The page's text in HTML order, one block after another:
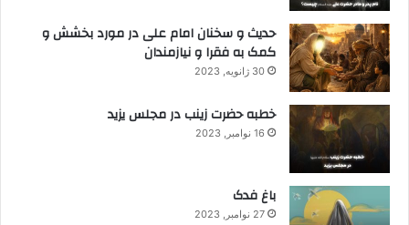
حدیث و سخنان امام علی در مورد بخشش و
کمک به فقرا و نیازمندان
30 ژانویه, 2023
خطبه حضرت زینب در مجلس یزید
16 نوامبر, 2023
باغ فدک
27 نوامبر, 2023